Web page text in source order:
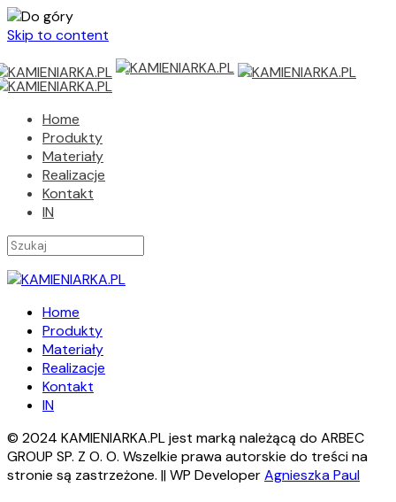
Skip to content
Home
Produkty
Materiały
Realizacje
Kontakt
IN
Home
Produkty
Materiały
Realizacje
Kontakt
IN
© 2024 KAMIENIARKA.PL jest marką należącą do ARBEC
GROUP SP. Z O. O. Wszelkie prawa autorskie do treści na
stronie są zastrzeżone. || WP DeveloperAgnieszka Paul